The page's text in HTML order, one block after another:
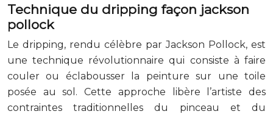
Technique du dripping façon jackson
pollock
Le dripping, rendu célèbre par Jackson Pollock, est
une technique révolutionnaire qui consiste à faire
couler ou éclabousser la peinture sur une toile
posée au sol. Cette approche libère l’artiste des
contraintes traditionnelles du pinceau et du